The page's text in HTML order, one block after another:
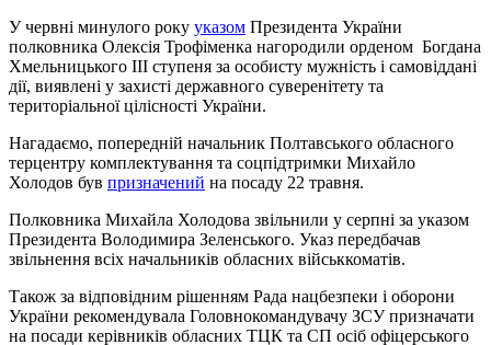
У червні минулого року указом Президента України
полковника Олексія Трофіменка нагородили орденом Богдана
Хмельницького III ступеня за особисту мужність і самовіддані
дії, виявлені у захисті державного суверенітету та
територіальної цілісності України.
Нагадаємо, попередній начальник Полтавського обласного
терцентру комплектування та соцпідтримки Михайло
Холодов був призначений на посаду 22 травня.
Полковника Михайла Холодова звільнили у серпні за указом
Президента Володимира Зеленського. Указ передбачав
звільнення всіх начальників обласних військкоматів.
Також за відповідним рішенням Рада нацбезпеки і оборони
України рекомендувала Головнокомандувачу ЗСУ призначати
на посади керівників обласних ТЦК та СП осіб офіцерського